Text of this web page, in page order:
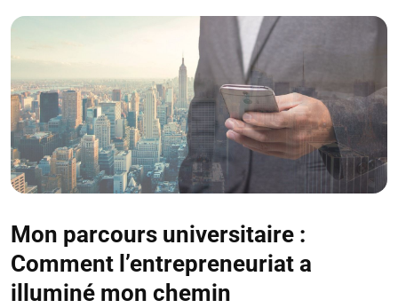
Mon parcours universitaire :
Comment l’entrepreneuriat a
illuminé mon chemin